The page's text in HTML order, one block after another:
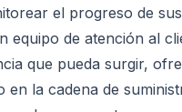
el progreso de
equipo de atención al
que pueda surgir,
en la cadena de